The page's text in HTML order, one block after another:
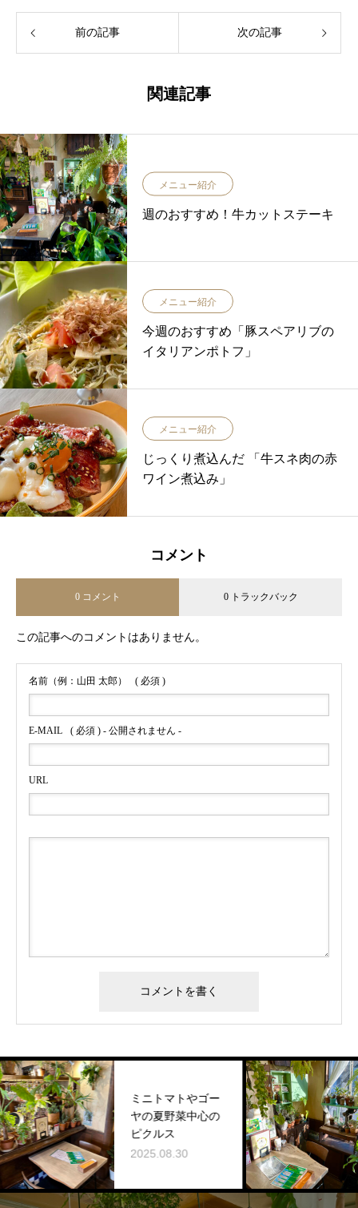
前の記事 次の記事
関連記事
メニュー紹介
週のおすすめ！牛カットステーキ
メニュー紹介
今週のおすすめ「豚スペアリブの
イタリアンポトフ」
メニュー紹介
じっくり煮込んだ 「牛スネ肉の赤
ワイン煮込み」
コメント
0 コメント 0 トラックバック
この記事へのコメントはありません。
名前（例：山田 太郎） ( 必須 )
E-MAIL ( 必須 ) - 公開されません -
URL
ミニトマトやゴー
ヤの夏野菜中心の
ピクルス
2025.08.30
【今
パス
高菜